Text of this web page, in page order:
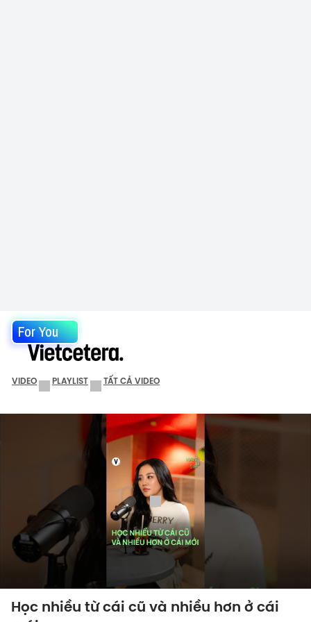
For You
VIDEO PLAYLIST TẤT CẢ VIDEO
Học nhiều từ cái cũ và nhiều hơn ở cái